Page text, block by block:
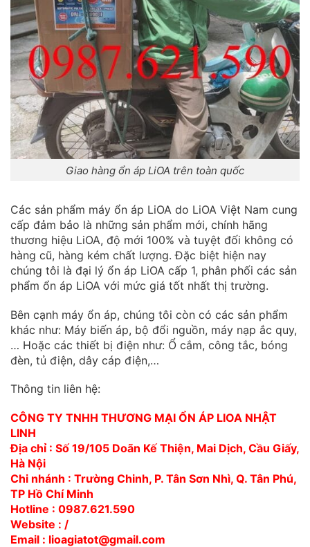
Giao hàng ổn áp LiOA trên toàn quốc
Các sản phẩm máy ổn áp LiOA do LiOA Việt Nam cung
cấp đảm bảo là những sản phẩm mới, chính hãng
thương hiệu LiOA, độ mới 100% và tuyệt đối không có
hàng cũ, hàng kém chất lượng. Đặc biệt hiện nay
chúng tôi là đại lý ổn áp LiOA cấp 1, phân phối các sản
phẩm ổn áp LiOA với mức giá tốt nhất thị trường.
Bên cạnh máy ổn áp, chúng tôi còn có các sản phẩm
khác như: Máy biến áp, bộ đổi nguồn, máy nạp ắc quy,
… Hoặc các thiết bị điện như: Ổ cắm, công tắc, bóng
đèn, tủ điện, dây cáp điện,…
Thông tin liên hệ:
CÔNG TY TNHH THƯƠNG MẠI ỔN ÁP LIOA NHẬT
LINH
Địa chỉ : Số 19/105 Doãn Kế Thiện, Mai Dịch, Cầu Giấy,
Hà Nội
Chi nhánh : Trường Chinh, P. Tân Sơn Nhì, Q. Tân Phú,
TP Hồ Chí Minh
Hotline : 0987.621.590
Website : /
Email : lioagiatot@gmail.com